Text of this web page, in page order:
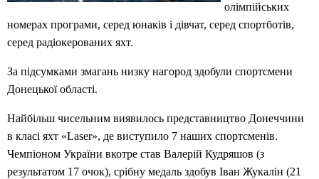
олімпійських
номерах програми, серед юнаків і дівчат, серед спортботів,
серед радіокерованих яхт.
За підсумками змагань низку нагород здобули спортсмени
Донецької області.
Найбільш чисельним виявилось представництво Донеччини
в класі яхт «Laser», де виступило 7 наших спортсменів.
Чемпіоном України вкотре став Валерій Кудряшов (з
результатом 17 очок), срібну медаль здобув Іван Жукалін (21